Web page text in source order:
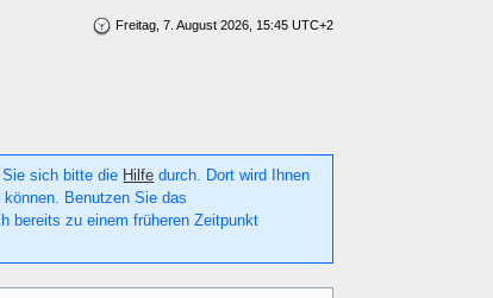
Freitag, 7. August 2026, 15:45 UTC+2
sich bitte die Hilfe durch. Dort wird Ihnen
Benutzen Sie das
bereits zu einem früheren Zeitpunkt